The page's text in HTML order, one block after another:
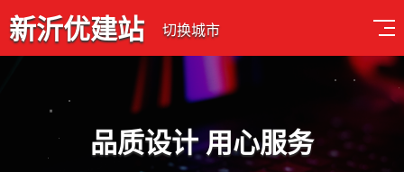
新沂优建站 切换城市
品质设计 用心服务